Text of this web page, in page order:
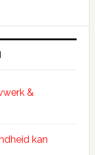
&
kan